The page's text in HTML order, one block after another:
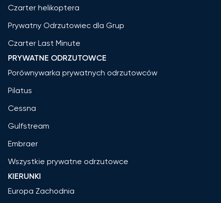
Czarter helikoptera
Prywatny Odrzutowiec dla Grup
Czarter Last Minute
PRYWATNE ODRZUTOWCE
Porównywarka prywatnych odrzutowców
Pilatus
Cessna
Gulfstream
Embraer
Wszystkie prywatne odrzutowce
KIERUNKI
Europa Zachodnia